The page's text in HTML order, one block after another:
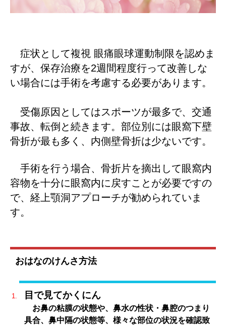
症状として複視 眼痛眼球運動制限を認めま
すが、保存治療を2週間程度行って改善しな
い場合には手術を考慮する必要があります。
受傷原因としてはスポーツが最多で、交通
事故、転倒と続きます。部位別には眼窩下壁
骨折が最も多く、内側壁骨折は少ないです。
手術を行う場合、骨折片を摘出して眼窩内
容物を十分に眼窩内に戻すことが必要ですの
で、経上顎洞アプローチが勧められていま
す。
おはなのけんさ方法
目で見てかくにん
お鼻の粘膜の状態や、鼻水の性状・鼻腔のつまり
具合、鼻中隔の状態等、様々な部位の状況を確認致